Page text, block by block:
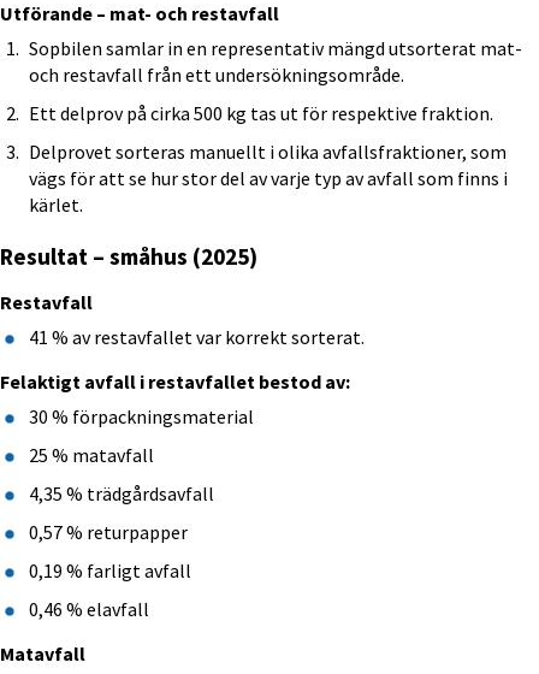
Utförande – mat- och restavfall
Sopbilen samlar in en representativ mängd utsorterat mat-
och restavfall från ett undersökningsområde.
Ett delprov på cirka 500 kg tas ut för respektive fraktion.
Delprovet sorteras manuellt i olika avfallsfraktioner, som
vägs för att se hur stor del av varje typ av avfall som finns i
kärlet.
Resultat – småhus (2025)
Restavfall
41 % av restavfallet var korrekt sorterat.
Felaktigt avfall i restavfallet bestod av:
30 % förpackningsmaterial
25 % matavfall
4,35 % trädgårdsavfall
0,57 % returpapper
0,19 % farligt avfall
0,46 % elavfall
Matavfall